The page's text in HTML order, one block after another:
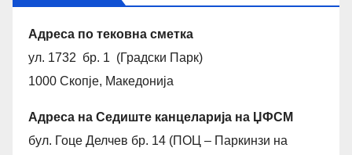
Адреса по тековна сметка
ул. 1732 бр. 1 (Градски Парк)
1000 Скопје, Македонија
Адреса на Седиште канцеларија на ЏФСМ
бул. Гоце Делчев бр. 14 (ПОЦ – Паркинзи на